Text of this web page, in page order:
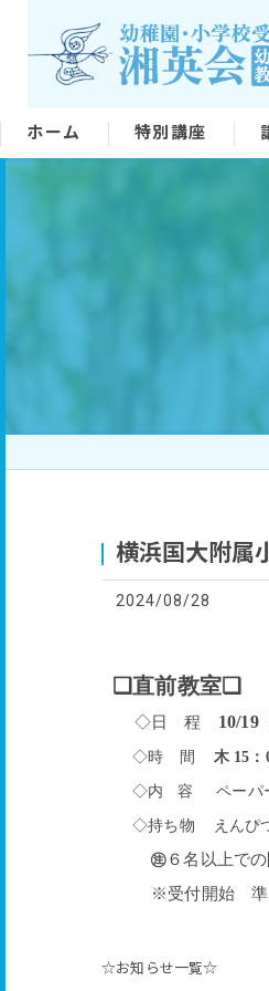
ホーム 特別講座
横浜国大附属
2024/08/28
❑直前教室❑
◇日 程 10/19
◇時 間 木 15：
◇内 容 ペーパ
◇持ち物 えんぴ
㊟６名以上で
※受付開始 準・
☆お知らせ一覧☆